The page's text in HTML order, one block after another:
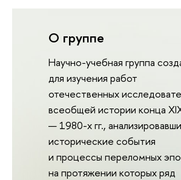
О группе
Научно-учебная группа
для изучения работ
отечественных
всеобщей истории конца
— 1980-х гг.,
исторические события
и процессы переломных
на протяжении которых ряд